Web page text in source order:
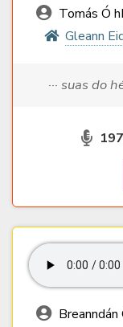
Tomás Ó
Gleann
··· suas do